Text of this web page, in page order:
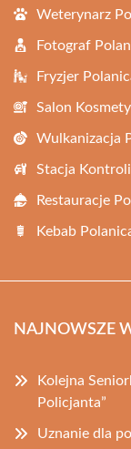
Weterynarz
Fotograf
Fryzjer
Salon
Wulkanizacja
Stacja
Restauracje
Kebab
NAJNOWSZE
Kolejna
Policjanta”
Uznanie dla